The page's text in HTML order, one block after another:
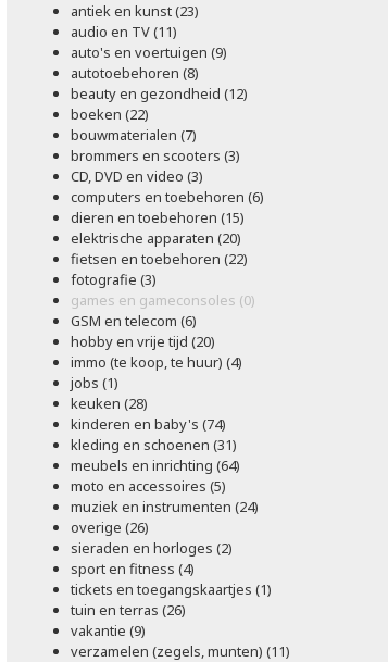
antiek en kunst (23)
audio en TV (11)
auto's en voertuigen (9)
autotoebehoren (8)
beauty en gezondheid (12)
boeken (22)
bouwmaterialen (7)
brommers en scooters (3)
CD, DVD en video (3)
computers en toebehoren (6)
dieren en toebehoren (15)
elektrische apparaten (20)
fietsen en toebehoren (22)
fotografie (3)
games en gameconsoles (0)
GSM en telecom (6)
hobby en vrije tijd (20)
immo (te koop, te huur) (4)
jobs (1)
keuken (28)
kinderen en baby's (74)
kleding en schoenen (31)
meubels en inrichting (64)
moto en accessoires (5)
muziek en instrumenten (24)
overige (26)
sieraden en horloges (2)
sport en fitness (4)
tickets en toegangskaartjes (1)
tuin en terras (26)
vakantie (9)
verzamelen (zegels, munten) (11)